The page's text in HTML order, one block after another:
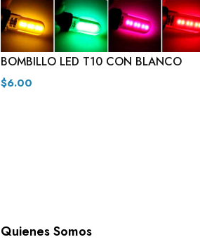
BOMBILLO LED T10 CON BLANCO
$6.00
Quienes Somos